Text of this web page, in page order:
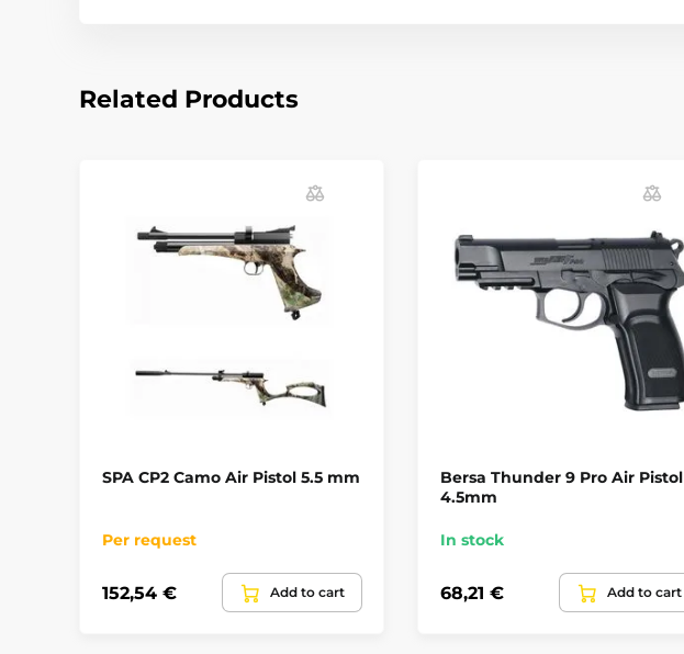
Related Products
SPA CP2 Camo Air Pistol 5.5 mm
Per request
152,54 € Add to cart
Bersa Thunder 9 Pro Air Pistol
4.5mm
In stock
68,21 € Add to cart